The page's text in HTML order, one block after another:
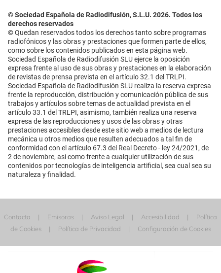
© Sociedad Española de Radiodifusión, S.L.U. 2026. Todos los
derechos reservados
© Quedan reservados todos los derechos tanto sobre programas
radiofónicos y las obras y prestaciones que formen parte de ellos,
como sobre los contenidos publicados en esta página web.
Sociedad Española de Radiodifusión SLU ejerce la oposición
expresa frente al uso de sus obras y prestaciones en la elaboración
de revistas de prensa prevista en el artículo 32.1 del TRLPI.
Sociedad Española de Radiodifusión SLU realiza la reserva expresa
frente la reproducción, distribución y comunicación pública de sus
trabajos y artículos sobre temas de actualidad prevista en el
artículo 33.1 del TRLPI, asimismo, también realiza una reserva
expresa de las reproducciones y usos de las obras y otras
prestaciones accesibles desde este sitio web a medios de lectura
mecánica u otros medios que resulten adecuados a tal fin de
conformidad con el artículo 67.3 del Real Decreto - ley 24/2021, de
2 de noviembre, así como frente a cualquier utilización de sus
contenidos por tecnologías de inteligencia artificial, sea cual sea su
naturaleza y finalidad.
Contacta Emisoras Aviso Legal Accesibilidad
Política
de Cookies
Política de Privacidad Configuración de Cookies